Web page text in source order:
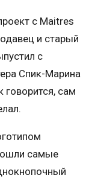
с Maitres
и старый
с
Спик-Марина
говорится, сам
самые